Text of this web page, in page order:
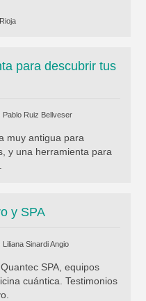
para descubrir tus
Pablo Ruiz Bellveser
muy antigua para
y una herramienta para
y SPA
Liliana Sinardi Angio
SPA, equipos
cuántica. Testimonios